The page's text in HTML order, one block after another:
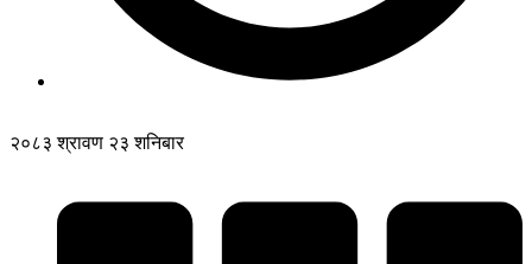
२०८३ श्रावण २३ शनिबार